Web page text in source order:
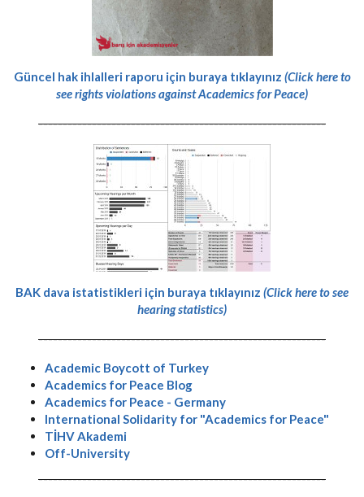
Güncel hak ihlalleri raporu için buraya tıklayınız (Click here to
see rights violations against Academics for Peace)
-----------------------------------------------------------
BAK dava istatistikleri için buraya tıklayınız (Click here to see
hearing statistics)
-----------------------------------------------------------
Academic Boycott of Turkey
Academics for Peace Blog
Academics for Peace - Germany
International Solidarity for "Academics for Peace"
TİHV Akademi
Off-University
-----------------------------------------------------------